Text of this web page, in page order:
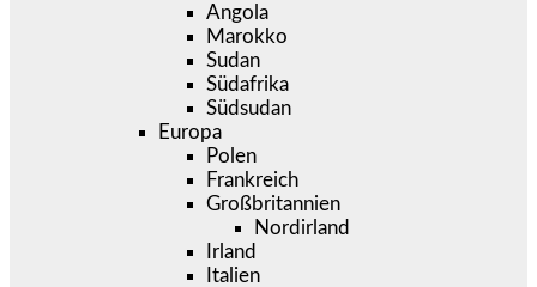
Angola
Marokko
Sudan
Südafrika
Südsudan
Europa
Polen
Frankreich
Großbritannien
Nordirland
Irland
Italien